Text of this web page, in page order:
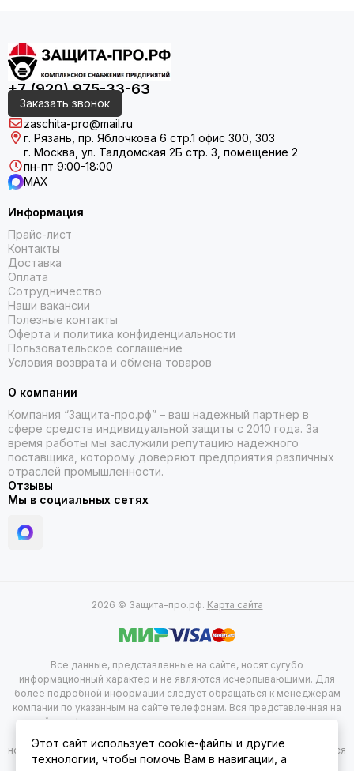
+7 (920) 975-33-63
Заказать звонок
zaschita-pro@mail.ru
г. Рязань, пр. Яблочкова 6 стр.1 офис 300, 303
г. Москва, ул. Талдомская 2Б стр. 3, помещение 2
пн-пт 9:00-18:00
MAX
Информация
Прайс-лист
Контакты
Доставка
Оплата
Сотрудничество
Наши вакансии
Полезные контакты
Оферта и политика конфиденциальности
Пользовательское соглашение
Условия возврата и обмена товаров
О компании
Компания “Защита-про.рф” – ваш надежный партнер в
сфере средств индивидуальной защиты с 2010 года. За
время работы мы заслужили репутацию надежного
поставщика, которому доверяют предприятия различных
отраслей промышленности.
Отзывы
Мы в социальных сетях
2026 © Защита-про.рф. Карта сайта
Все данные, представленные на сайте, носят сугубо
информационный характер и не являются исчерпывающими. Для
более подробной информации следует обращаться к менеджерам
компании по указанным на сайте телефонам. Вся представленная на
сайте информация, касающаяся комплектации, технических
характеристик, цветовых сочетаний, а так же стоимости продукции
носит информационный характер и не при каких условиях не является
публичной офертой, определяемой положением 2 статься 437
Этот сайт использует cookie-файлы и другие
технологии, чтобы помочь Вам в навигации, а